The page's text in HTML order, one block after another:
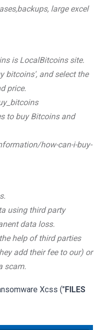
large excel
is LocalBitcoins site.
bitcoins', and select the
price.
to buy Bitcoins and
how-can-i-buy-
using third party
data loss.
help of third parties
add their fee to our) or
scam.
Xcss ("FILES